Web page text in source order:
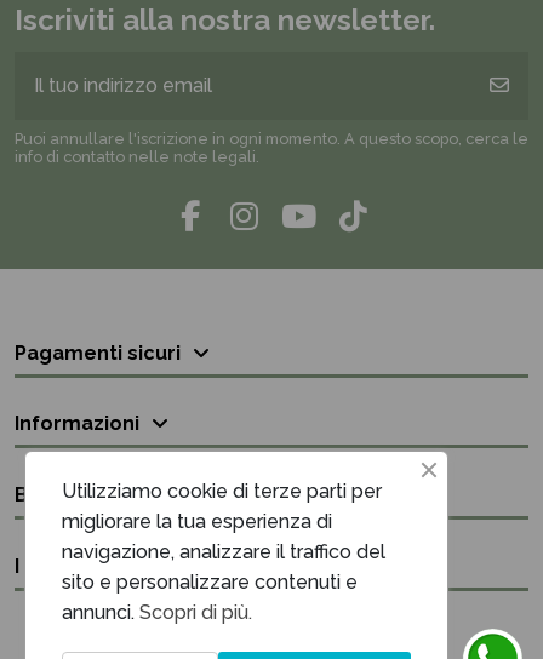
Iscriviti alla nostra newsletter.
Puoi annullare l'iscrizione in ogni momento. A questo scopo, cerca le
info di contatto nelle note legali.
Pagamenti sicuri
Informazioni
Bisogno di aiuto?
I nostri contatti
Utilizziamo cookie di terze parti per
migliorare la tua esperienza di
navigazione, analizzare il traffico del
sito e personalizzare contenuti e
annunci. Scopri di più.